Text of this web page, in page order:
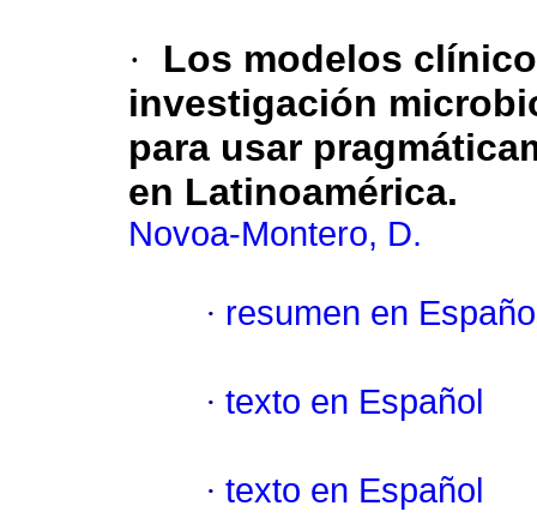
·
Los modelos
investigación
para usar
en Latinoamérica.
Novoa-Montero, D.
· resumen en
· texto en Español
· texto en Español